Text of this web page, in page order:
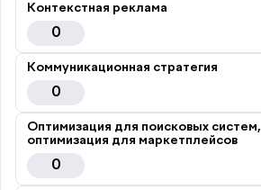
Контекстная реклама
0
Коммуникационная стратегия
0
Оптимизация для поисковых систем,
оптимизация для маркетплейсов
0